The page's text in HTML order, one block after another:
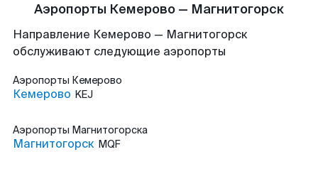
Аэропорты Кемерово — Магнитогорск
Направление Кемерово — Магнитогорск
обслуживают следующие аэропорты
Аэропорты Кемерово
Кемерово KEJ
Аэропорты Магнитогорска
Магнитогорск MQF